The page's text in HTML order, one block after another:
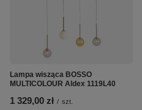
Lampa wisząca BOSSO
MULTICOLOUR Aldex 1119L40
1 329,00 zł / szt.